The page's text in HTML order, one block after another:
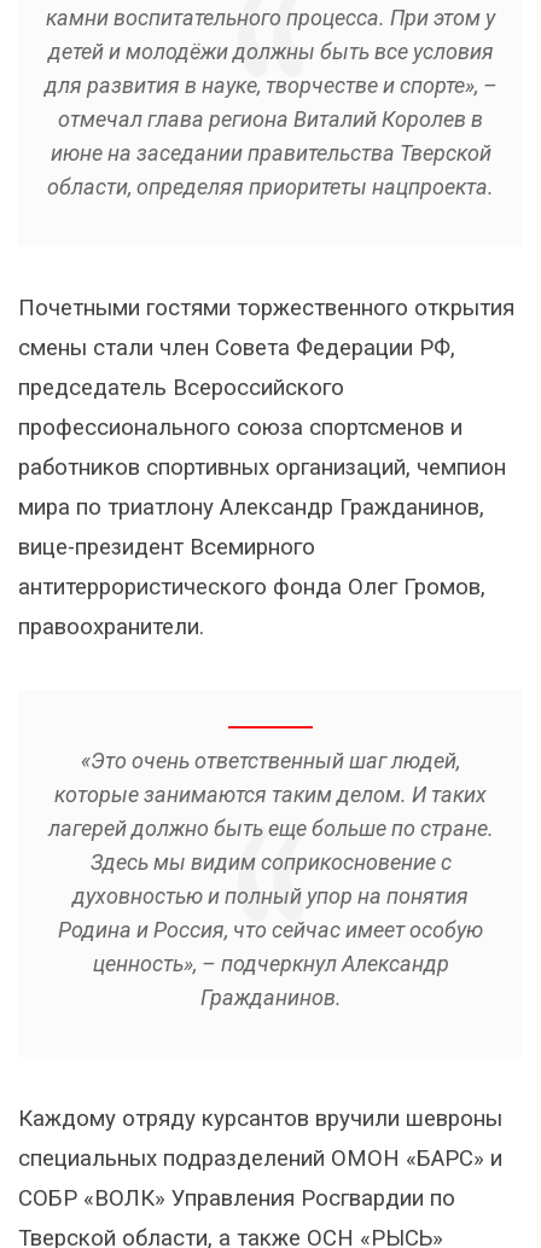
камни воспитательного процесса. При этом у
детей и молодёжи должны быть все условия
для развития в науке, творчестве и спорте», –
отмечал глава региона Виталий Королев в
июне на заседании правительства Тверской
области, определяя приоритеты нацпроекта.
Почетными гостями торжественного открытия
смены стали член Совета Федерации РФ,
председатель Всероссийского
профессионального союза спортсменов и
работников спортивных организаций, чемпион
мира по триатлону Александр Гражданинов,
вице-президент Всемирного
антитеррористического фонда Олег Громов,
правоохранители.
«Это очень ответственный шаг людей,
которые занимаются таким делом. И таких
лагерей должно быть еще больше по стране.
Здесь мы видим соприкосновение с
духовностью и полный упор на понятия
Родина и Россия, что сейчас имеет особую
ценность», – подчеркнул Александр
Гражданинов.
Каждому отряду курсантов вручили шевроны
специальных подразделений ОМОН «БАРС» и
СОБР «ВОЛК» Управления Росгвардии по
Тверской области, а также ОСН «РЫСЬ»